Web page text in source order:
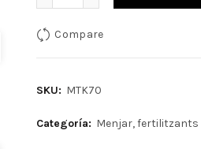
Compare
SKU: MTK70
Categoría: Menjar, fertilitzants